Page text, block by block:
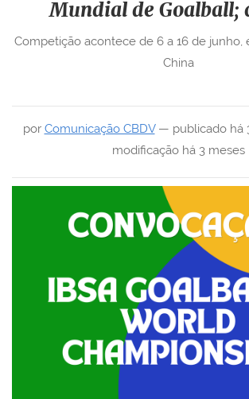
Mundial de Goalball;
por Comunicação CBDV— publicado há
modificação há 3 meses
Competição acontece de 6 a 16 de junho,
China